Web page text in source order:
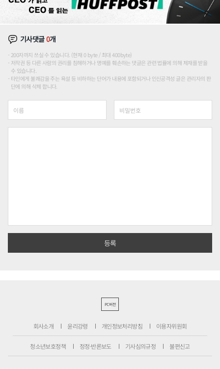
기사댓글0개
200자까지 쓰실 수 있습니다. (현재 0 byte / 최대 400byte)
저작권 등 다른 사람의 권리를 침해하거나 명예를 훼손하는 댓글은 관련 법률에 의해 제재를 받을
수 있습니다.
타인에게 불쾌감을 주는 욕설 등 비하하는 단어가 내용에 포함되거나 인신공격성 글은 관리자의 판
단에 의해 삭제 합니다.
PC버전
회사소개 윤리강령 개인정보처리방침 이용자위원회
청소년보호정책 정정·반론보도 기사심의규정 불편신고